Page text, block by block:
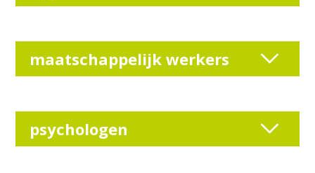
maatschappelijk werkers
psychologen